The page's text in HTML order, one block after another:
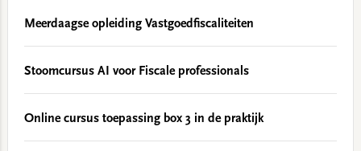
Meerdaagse opleiding Vastgoedfiscaliteiten
Stoomcursus AI voor Fiscale professionals
Online cursus toepassing box 3 in de praktijk